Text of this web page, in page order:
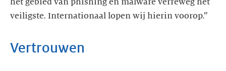
het gebied van phishing en malware verreweg het
veiligste. Internationaal lopen wij hierin voorop.”
Vertrouwen